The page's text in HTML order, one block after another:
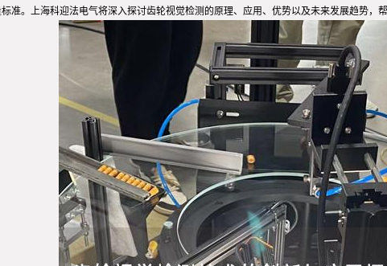
准。上海科迎法电气将深入探讨齿轮视觉检测的原理、应用、优势以及未来发展趋势，